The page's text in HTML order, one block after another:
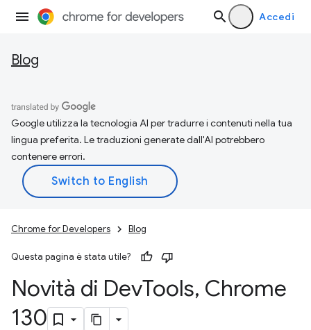
Accedi
Blog
Google utilizza la tecnologia AI per tradurre i contenuti nella tua
lingua preferita. Le traduzioni generate dall'AI potrebbero
contenere errori.
Chrome for Developers Blog
Questa pagina è stata utile?
Novità di DevTools, Chrome
130